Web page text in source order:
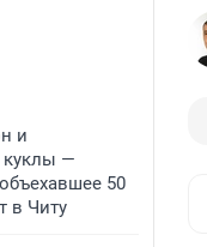
и
куклы —
50
в Читу